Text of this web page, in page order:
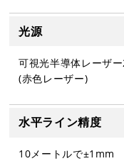
光源
可視光半導体レーザ
(赤色レーザー)
水平ライン精度
10メートルで±1mm